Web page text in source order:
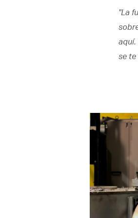
"La
aquí.
se te